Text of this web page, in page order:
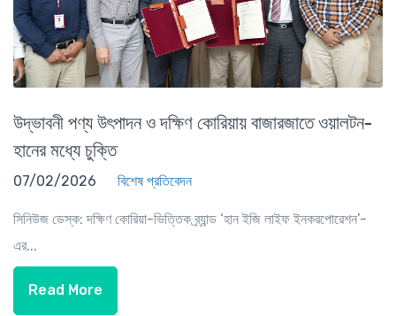
উদ্ভাবনী পণ্য উৎপাদন ও দক্ষিণ কোরিয়ায় বাজারজাতে ওয়ালটন-
হানের মধ্যে চুক্তি
07/02/2026 বিশেষ প্রতিবেদন
সিনিউজ ডেস্ক: দক্ষিণ কোরিয়া-ভিত্তিক ব্র্যান্ড ‘হান ইজি লাইফ ইনকরপোরেশন’-
এর...
Read More